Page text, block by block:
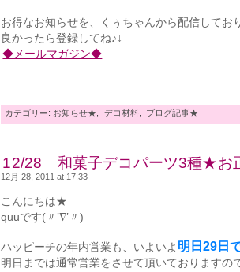
お得なお知らせを、くぅちゃんから配信してお
良かったら登録してね♪↓
◆メールマガジン◆
カテゴリー: お知らせ★ デコ材料, ブログ記事★
12/28 和菓子デコパーツ3種★お
12月 28, 2011 at 17:33
こんにちは★
quuです(〃’∇’〃)
ハッピーチの年内営業も、いよいよ 明日29日
明日までは通常営業をさせて頂いておりますの